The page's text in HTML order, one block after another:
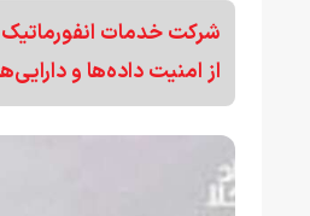
شرکت خدمات
از امنیت داده‌ها و